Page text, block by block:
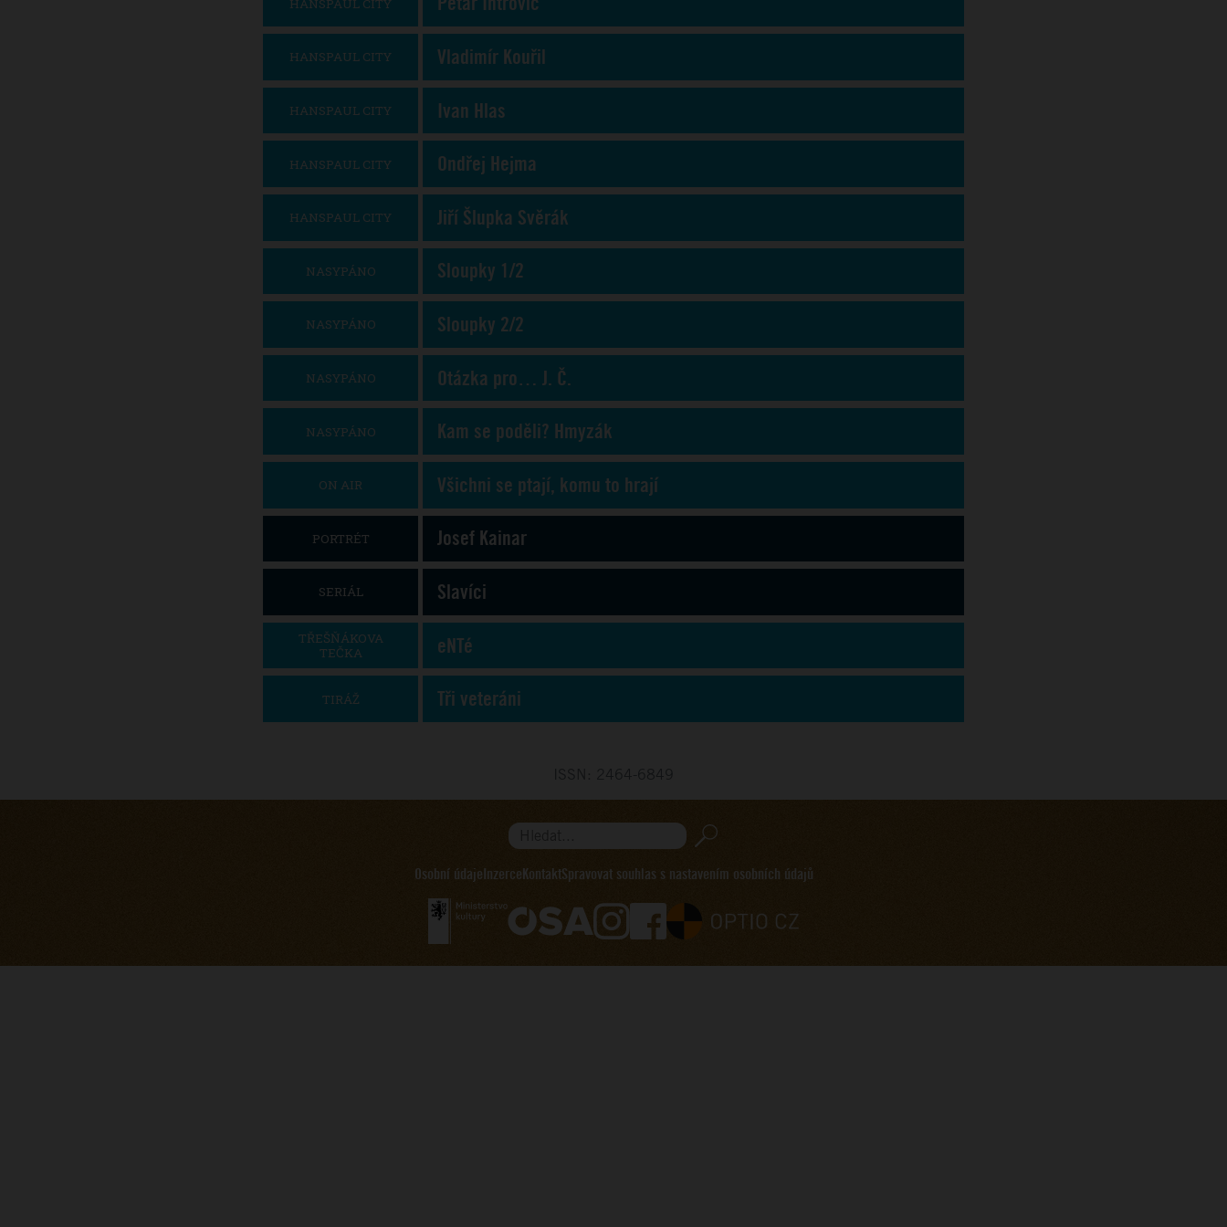
HANSPAUL CITY
HANSPAUL CITY Vladimír Kouřil
HANSPAUL CITY Ivan Hlas
HANSPAUL CITY Ondřej Hejma
HANSPAUL CITY Jiří Šlupka Svěrák
NASYPÁNO Sloupky 1/2
NASYPÁNO Sloupky 2/2
NASYPÁNO Otázka pro… J. Č.
NASYPÁNO Kam se poděli? Hmyzák
ON AIR Všichni se ptají, komu to hrají
PORTRÉT Josef Kainar
SERIÁL Slavíci
TŘEŠŇÁKOVA
TEČKA
eNTé
TIRÁŽ Tři veteráni
Hledat...
Osobní údajeInzerceKontaktSpravovat souhlas s nastavením osobních údajů